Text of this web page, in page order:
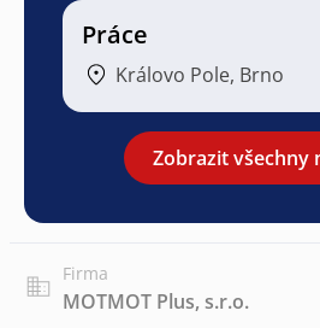
Práce
Královo Pole, Brno
Zobrazit všechny
Firma
MOTMOT Plus, s.r.o.